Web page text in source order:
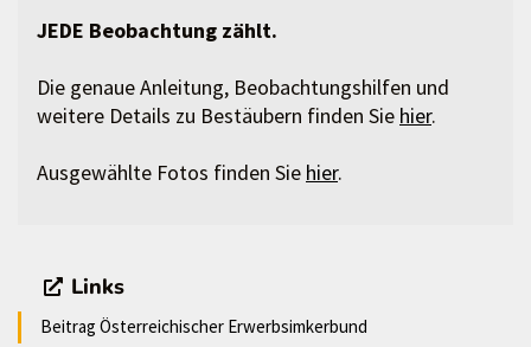
JEDE Beobachtung zählt.
Die genaue Anleitung, Beobachtungshilfen und
weitere Details zu Bestäubern finden Sie hier.
Ausgewählte Fotos finden Sie hier.
Links
Beitrag Österreichischer Erwerbsimkerbund